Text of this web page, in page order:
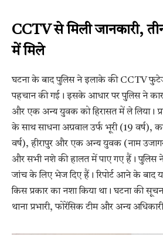
CCTV से मिली जानकारी,
में मिले
घटना के बाद पुलिस ने इलाके की CCTV
पहचान की गई। इसके आधार पर पुलिस ने
और एक अन्य युवक को हिरासत में ले लिया।
के साथ साधना अग्रवाल उर्फ भूरी (19 वर्ष),
वर्ष), हीरापुर और एक अन्य युवक (नाम
और सभी नशे की हालत में पाए गए हैं।
जांच के लिए भेज दिए हैं। रिपोर्ट आने के बाद
किस प्रकार का नशा किया था। घटना की
थाना प्रभारी, फोरेंसिक टीम और अन्य